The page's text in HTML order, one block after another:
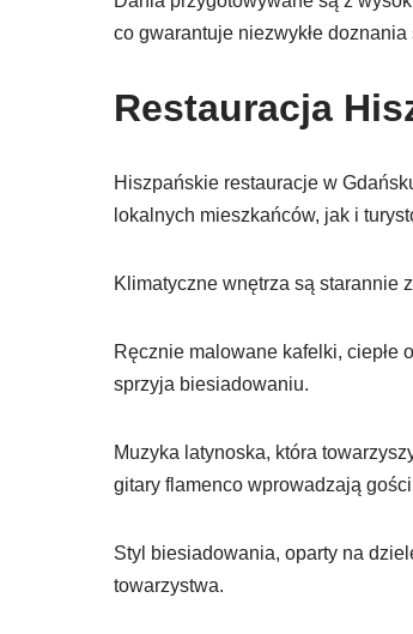
co gwarantuje niezwykłe
Restauracja
Hiszpańskie restauracje w
lokalnych mieszkańców, jak i
Klimatyczne wnętrza są starannie
Ręcznie malowane kafelki, ciepłe
sprzyja biesiadowaniu.
Muzyka latynoska, która
gitary flamenco wprowadzają
Styl biesiadowania, oparty na
towarzystwa.